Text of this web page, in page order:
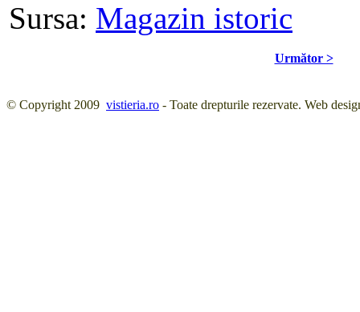
Sursa: Magazin istoric
Următor >
© Copyright 2009 vistieria.ro - Toate drepturile rezervate. Web